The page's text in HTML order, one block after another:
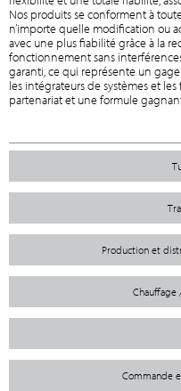
Nos produits se conforment à
n’importe quelle modification ou
avec une plus fiabilité grâce à la
fonctionnement sans
garanti, ce qui représente un
les intégrateurs de systèmes et
partenariat et une formule
Production et
Chauffage
Commande